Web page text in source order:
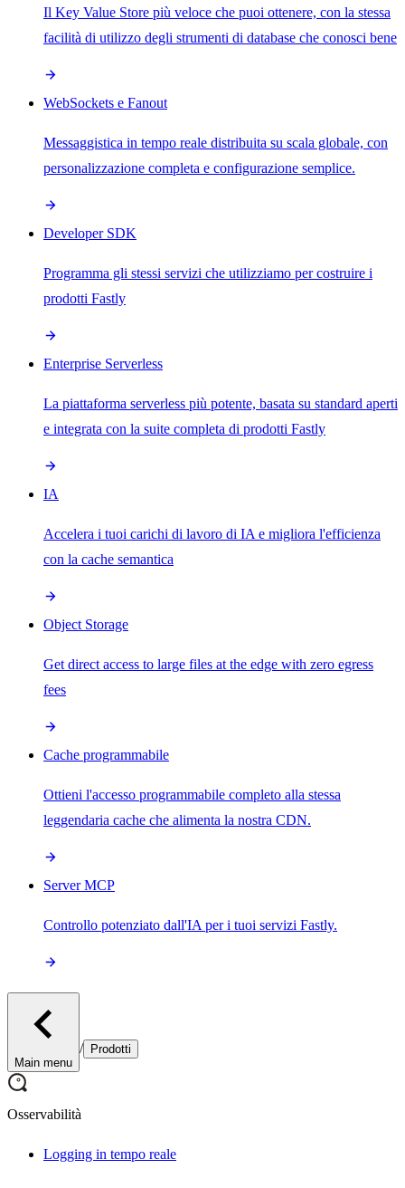
Il Key Value Store più veloce che puoi ottenere, con la stessa
facilità di utilizzo degli strumenti di database che conosci bene
WebSockets e Fanout
Messaggistica in tempo reale distribuita su scala globale, con
personalizzazione completa e configurazione semplice.
Developer SDK
Programma gli stessi servizi che utilizziamo per costruire i
prodotti Fastly
Enterprise Serverless
La piattaforma serverless più potente, basata su standard aperti
e integrata con la suite completa di prodotti Fastly
IA
Accelera i tuoi carichi di lavoro di IA e migliora l'efficienza
con la cache semantica
Object Storage
Get direct access to large files at the edge with zero egress
fees
Cache programmabile
Ottieni l'accesso programmabile completo alla stessa
leggendaria cache che alimenta la nostra CDN.
Server MCP
Controllo potenziato dall'IA per i tuoi servizi Fastly.
Main menu
/ Prodotti
Osservabilità
Logging in tempo reale